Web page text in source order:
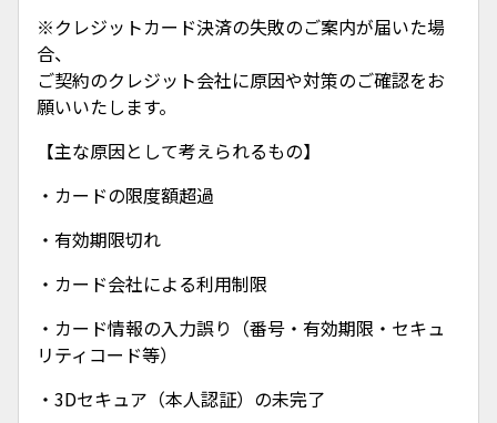
※クレジットカード決済の失敗のご案内が届いた場
合、
ご契約のクレジット会社に原因や対策のご確認をお
願いいたします。
【主な原因として考えられるもの】
・カードの限度額超過
・有効期限切れ
・カード会社による利用制限
・カード情報の入力誤り（番号・有効期限・セキュ
リティコード等）
・3Dセキュア（本人認証）の未完了